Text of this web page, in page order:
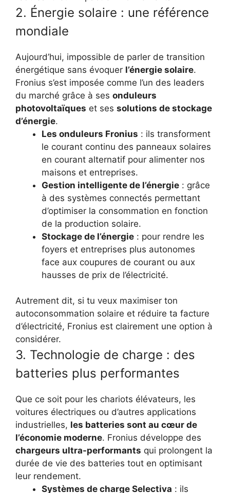
2. Énergie solaire : une référence
mondiale
Aujourd’hui, impossible de parler de transition
énergétique sans évoquer l’énergie solaire.
Fronius s’est imposée comme l’un des leaders
du marché grâce à ses onduleurs
photovoltaïques et ses solutions de stockage
d’énergie.
Les onduleurs Fronius : ils transforment
le courant continu des panneaux solaires
en courant alternatif pour alimenter nos
maisons et entreprises.
Gestion intelligente de l’énergie : grâce
à des systèmes connectés permettant
d’optimiser la consommation en fonction
de la production solaire.
Stockage de l’énergie : pour rendre les
foyers et entreprises plus autonomes
face aux coupures de courant ou aux
hausses de prix de l’électricité.
Autrement dit, si tu veux maximiser ton
autoconsommation solaire et réduire ta facture
d’électricité, Fronius est clairement une option à
considérer.
3. Technologie de charge : des
batteries plus performantes
Que ce soit pour les chariots élévateurs, les
voitures électriques ou d’autres applications
industrielles, les batteries sont au cœur de
l’économie moderne. Fronius développe des
chargeurs ultra-performants qui prolongent la
durée de vie des batteries tout en optimisant
leur rendement.
Systèmes de charge Selectiva : ils